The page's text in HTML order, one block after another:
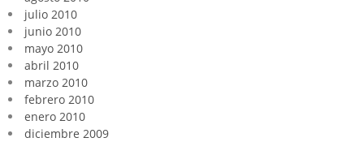
julio 2010
junio 2010
mayo 2010
abril 2010
marzo 2010
febrero 2010
enero 2010
diciembre 2009